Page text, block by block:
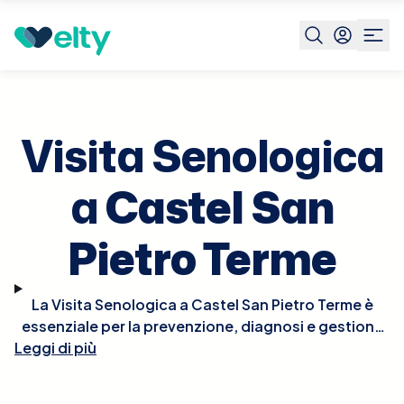
Prenota visita
Castel San Pietro
Visita Senologica
aCastel San
Pietro Terme
La Visita Senologica a Castel San Pietro Terme è
essenziale per la prevenzione, diagnosi e gestione
di condizioni che interessano il seno, comprese le
Leggi di più